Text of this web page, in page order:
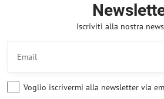
Iscriviti alla nostra
Voglio iscrivermi alla newsletter via